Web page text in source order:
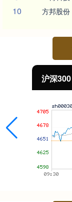
10 方邦股份
沪深300